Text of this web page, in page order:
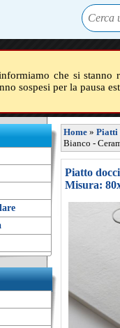
che si stanno
sospesi per la pausa
Home » Piatti
Bianco -
Piatto
Misura: